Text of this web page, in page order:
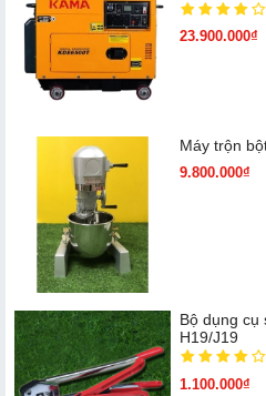
23.900.000₫
Máy trộn
9.800.000₫
Bộ dụng cụ
H19/J19
1.100.000₫